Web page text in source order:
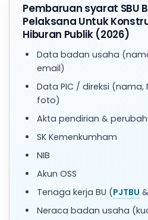
Pembaruan syarat SBU
Pelaksana Untuk
Hiburan Publik (2026)
Data badan usaha
email)
Data PIC / direksi (nama,
foto)
Akta pendirian &
SK Kemenkumham
NIB
Akun OSS
Tenaga kerja BU (PJTBU &
Neraca badan usaha